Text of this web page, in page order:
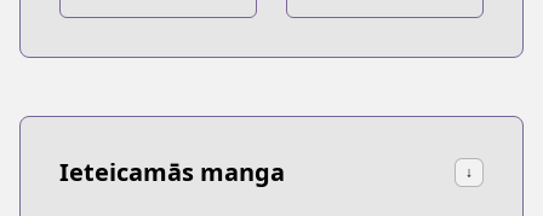
Ieteicamās manga ↓